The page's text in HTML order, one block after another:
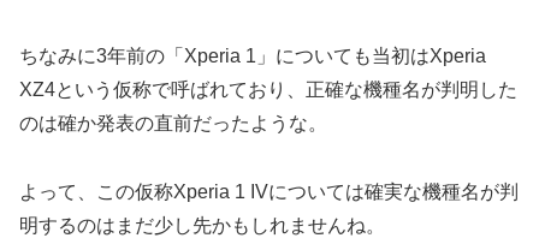
ちなみに3年前の「Xperia 1」についても当初はXperia
XZ4という仮称で呼ばれており、正確な機種名が判明した
のは確か発表の直前だったような。
よって、この仮称Xperia 1 IVについては確実な機種名が判
明するのはまだ少し先かもしれませんね。